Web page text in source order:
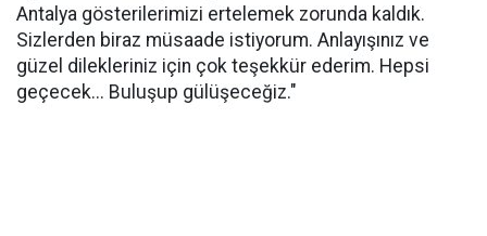
Antalya gösterilerimizi ertelemek zorunda kaldık.
Sizlerden biraz müsaade istiyorum. Anlayışınız ve
güzel dilekleriniz için çok teşekkür ederim. Hepsi
geçecek... Buluşup gülüşeceğiz."